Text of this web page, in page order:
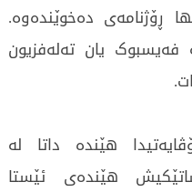
ڕۆژنامەی دەخوێندەوە.
یان تەلەفزیون
هێندە داتا لە
هێندەی ئێستا